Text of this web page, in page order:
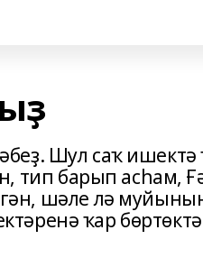
Шул саҡ
барып асһам,
шәле лә
ҡар